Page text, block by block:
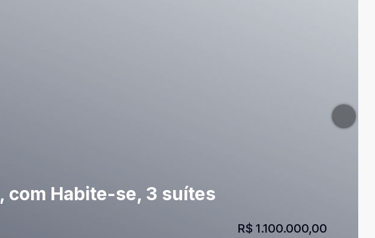
com Habite-se, 3 suítes
R$ 1.100.000,00